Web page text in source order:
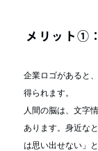
メリット①
企業ロゴがあると
得られます。
人間の脳は、文字
あります。身近な
は思い出せない」